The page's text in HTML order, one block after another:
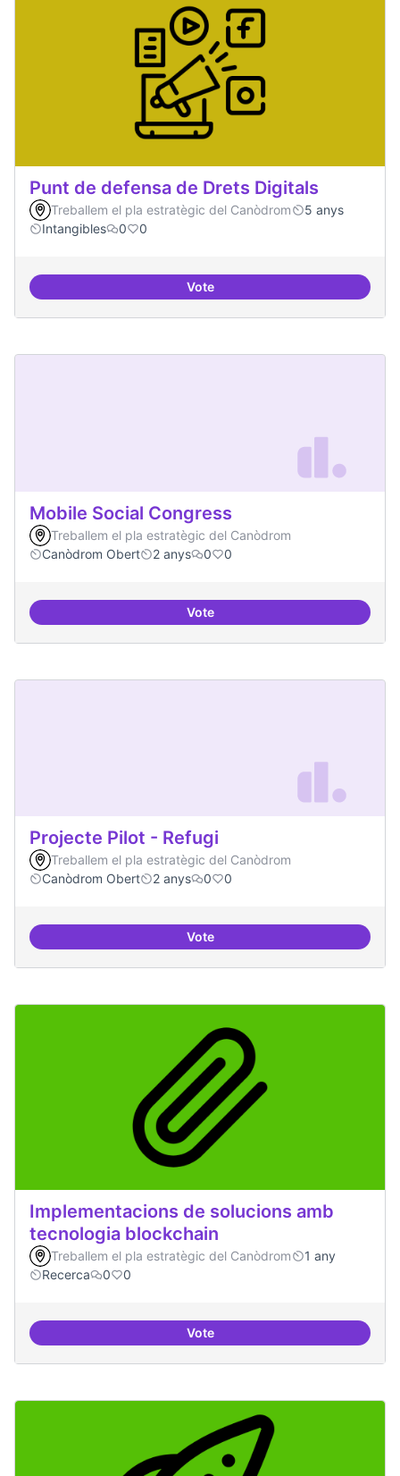
Punt de defensa de Drets Digitals
Treballem el pla estratègic del Canòdrom
5 anys
Intangibles
0 0
VotePunt de defensa de Drets Digitals
Mobile Social Congress
Treballem el pla estratègic del Canòdrom
Canòdrom Obert
2 anys 0 0
VoteMobile Social Congress
Projecte Pilot - Refugi
Treballem el pla estratègic del Canòdrom
Canòdrom Obert
2 anys 0 0
VoteProjecte Pilot - Refugi
Implementacions de solucions amb
tecnologia blockchain
Treballem el pla estratègic del Canòdrom
1 any
Recerca
0 0
VoteImplementacions de solucions